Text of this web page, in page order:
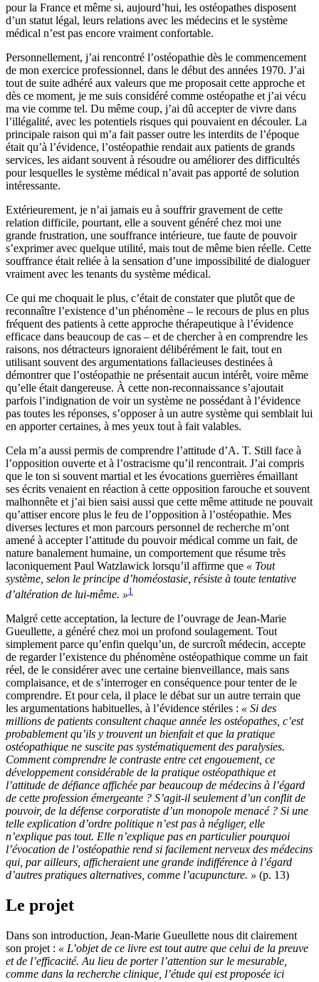
pour la France et même si, aujourd’hui, les ostéopathes disposent
d’un statut légal, leurs relations avec les médecins et le système
médical n’est pas encore vraiment confortable.
Personnellement, j’ai rencontré l’ostéopathie dès le commencement
de mon exercice professionnel, dans le début des années 1970. J’ai
tout de suite adhéré aux valeurs que me proposait cette approche et
dès ce moment, je me suis considéré comme ostéopathe et j’ai vécu
ma vie comme tel. Du même coup, j’ai dû accepter de vivre dans
l’illégalité, avec les potentiels risques qui pouvaient en découler. La
principale raison qui m’a fait passer outre les interdits de l’époque
était qu’à l’évidence, l’ostéopathie rendait aux patients de grands
services, les aidant souvent à résoudre ou améliorer des difficultés
pour lesquelles le système médical n’avait pas apporté de solution
intéressante.
Extérieurement, je n’ai jamais eu à souffrir gravement de cette
relation difficile, pourtant, elle a souvent généré chez moi une
grande frustration, une souffrance intérieure, tue faute de pouvoir
s’exprimer avec quelque utilité, mais tout de même bien réelle. Cette
souffrance était reliée à la sensation d’une impossibilité de dialoguer
vraiment avec les tenants du système médical.
Ce qui me choquait le plus, c’était de constater que plutôt que de
reconnaître l’existence d’un phénomène – le recours de plus en plus
fréquent des patients à cette approche thérapeutique à l’évidence
efficace dans beaucoup de cas – et de chercher à en comprendre les
raisons, nos détracteurs ignoraient délibérément le fait, tout en
utilisant souvent des argumentations fallacieuses destinées à
démontrer que l’ostéopathie ne présentait aucun intérêt, voire même
qu’elle était dangereuse. À cette non-reconnaissance s’ajoutait
parfois l’indignation de voir un système ne possédant à l’évidence
pas toutes les réponses, s’opposer à un autre système qui semblait lui
en apporter certaines, à mes yeux tout à fait valables.
Cela m’a aussi permis de comprendre l’attitude d’A. T. Still face à
l’opposition ouverte et à l’ostracisme qu’il rencontrait. J’ai compris
que le ton si souvent martial et les évocations guerrières émaillant
ses écrits venaient en réaction à cette opposition farouche et souvent
malhonnête et j’ai bien saisi aussi que cette même attitude ne pouvait
qu’attiser encore plus le feu de l’opposition à l’ostéopathie. Mes
diverses lectures et mon parcours personnel de recherche m’ont
amené à accepter l’attitude du pouvoir médical comme un fait, de
nature banalement humaine, un comportement que résume très
laconiquement Paul Watzlawick lorsqu’il affirme que « Tout
système, selon le principe d’homéostasie, résiste à toute tentative
d’altération de lui-même. »1
Malgré cette acceptation, la lecture de l’ouvrage de Jean-Marie
Gueullette, a généré chez moi un profond soulagement. Tout
simplement parce qu’enfin quelqu’un, de surcroît médecin, accepte
de regarder l’existence du phénomène ostéopathique comme un fait
réel, de le considérer avec une certaine bienveillance, mais sans
complaisance, et de s’interroger en conséquence pour tenter de le
comprendre. Et pour cela, il place le débat sur un autre terrain que
les argumentations habituelles, à l’évidence stériles : « Si des
millions de patients consultent chaque année les ostéopathes, c’est
probablement qu’ils y trouvent un bienfait et que la pratique
ostéopathique ne suscite pas systématiquement des paralysies.
Comment comprendre le contraste entre cet engouement, ce
développement considérable de la pratique ostéopathique et
l’attitude de défiance affichée par beaucoup de médecins à l’égard
de cette profession émergeante ? S’agit-il seulement d’un conflit de
pouvoir, de la défense corporatiste d’un monopole menacé ? Si une
telle explication d’ordre politique n’est pas à négliger, elle
n’explique pas tout. Elle n’explique pas en particulier pourquoi
l’évocation de l’ostéopathie rend si facilement nerveux des médecins
qui, par ailleurs, afficheraient une grande indifférence à l’égard
d’autres pratiques alternatives, comme l’acupuncture. » (p. 13)
Le projet
Dans son introduction, Jean-Marie Gueullette nous dit clairement
son projet : « L’objet de ce livre est tout autre que celui de la preuve
et de l’efficacité. Au lieu de porter l’attention sur le mesurable,
comme dans la recherche clinique, l’étude qui est proposée ici